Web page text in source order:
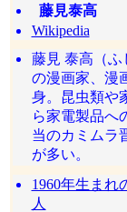
藤見泰高
Wikipedia
藤見 泰高（ふ
の漫画家、漫
身。昆虫類や
ら家電製品へ
当のカミムラ
が多い。
1960年生まれ
人